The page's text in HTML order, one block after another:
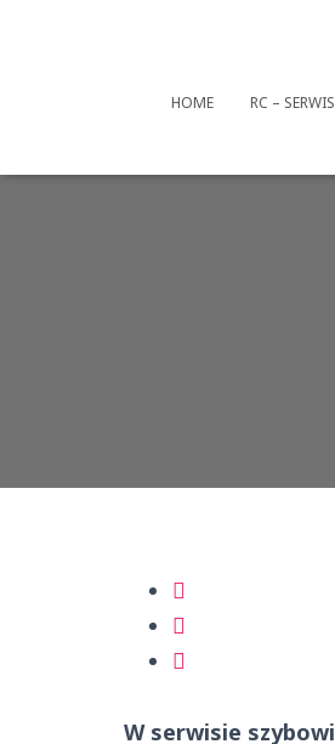
HOME RC – SERWIS
W serwisie